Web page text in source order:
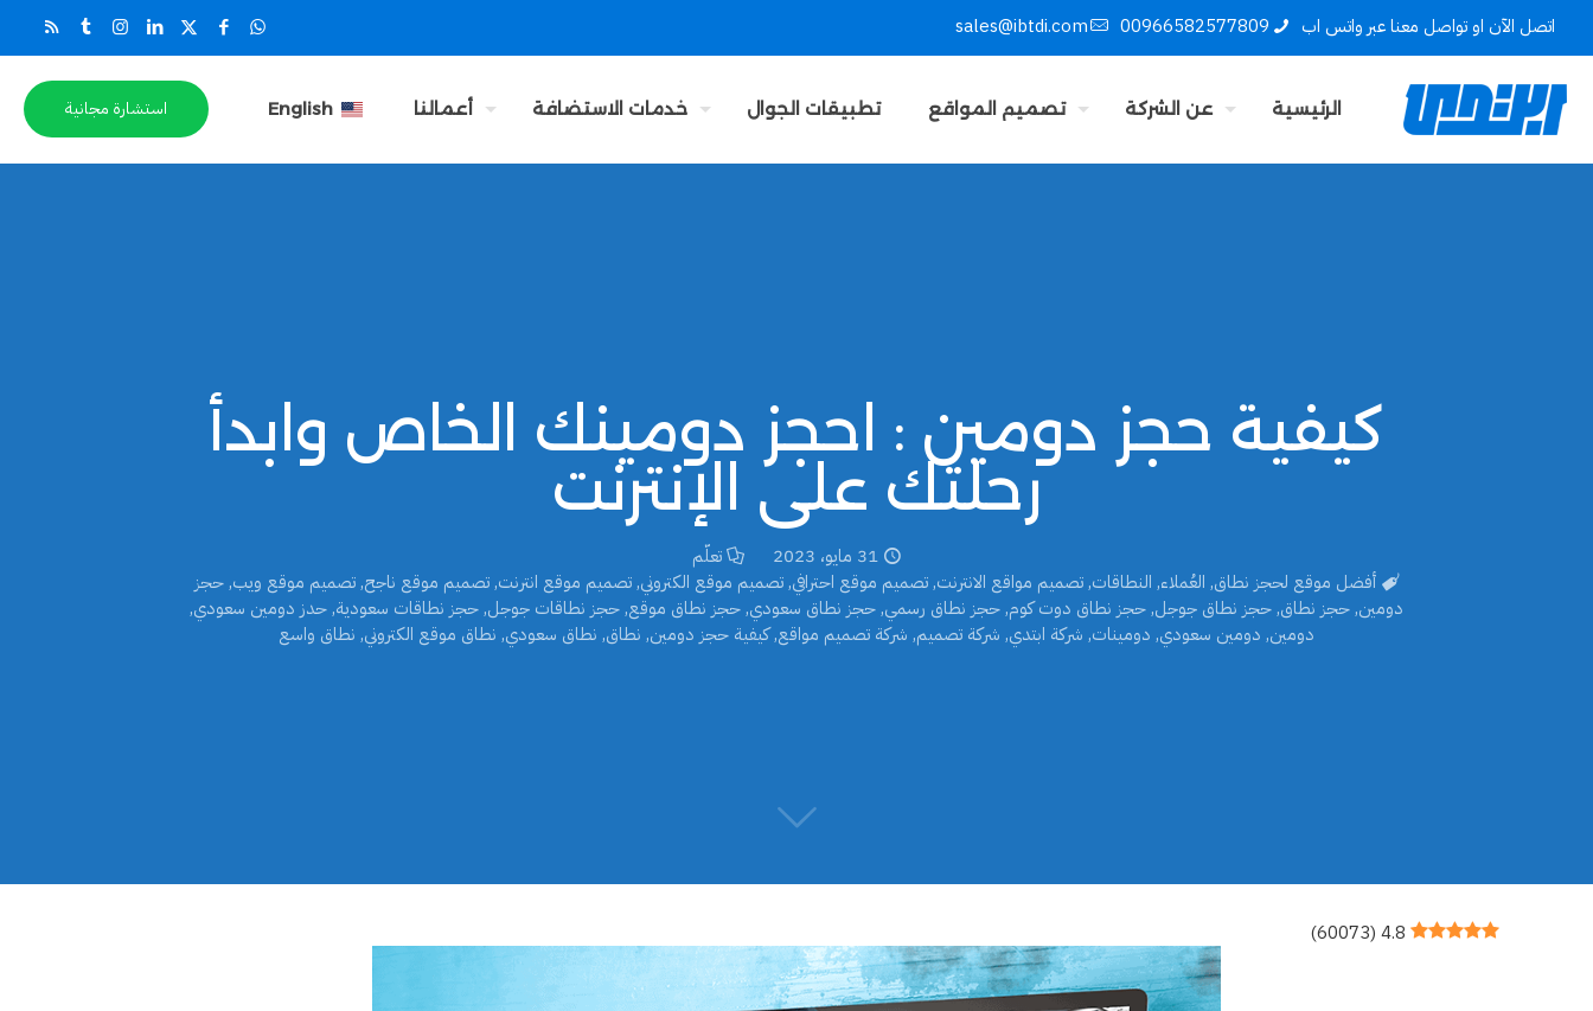
اتصل الآن او تواصل معنا عبر واتس اب 00966582577809
sales@ibtdi.com
الرئيسية عن الشركة تصميم المواقع تطبيقات الجوال خدمات الاستضافة أعمالنا English استشارة مجانية
كيفية حجز دومين : احجز دومينك الخاص وابدأ
رحلتك على الإنترنت
31 مايو، 2023
تعلّم
أفضل موقع لحجز نطاق, العُملاء, النطاقات, تصميم مواقع الانترنت, تصميم موقع احترافي, تصميم موقع الكتروني, تصميم موقع انترنت, تصميم موقع ناجح, تصميم موقع ويب, حجز
دومين, حجز نطاق, حجز نطاق جوجل, حجز نطاق دوت كوم, حجز نطاق رسمي, حجز نطاق سعودي, حجز نطاق موقع, حجز نطاقات جوجل, حجز نطاقات سعودية, حدز دومين سعودي,
دومين, دومين سعودي, دومينات, شركة ابتدي, شركة تصميم, شركة تصميم مواقع,كيفية حجز دومين, نطاق, نطاق سعودي, نطاق موقع الكتروني, نطاق واسع
4.8
(
60073
)